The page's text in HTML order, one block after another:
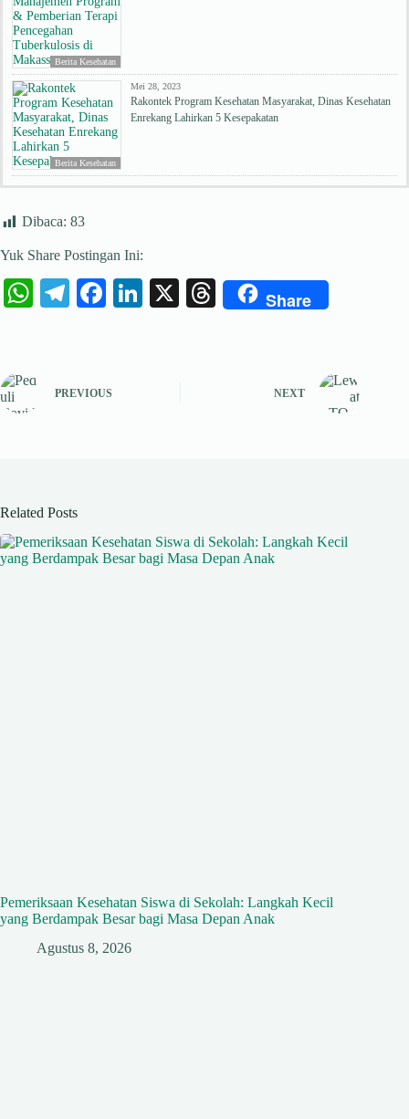
Berita Kesehatan
Berita Kesehatan
Mei 28, 2023
Rakontek Program Kesehatan Masyarakat, Dinas Kesehatan
Enrekang Lahirkan 5 Kesepakatan
Dibaca: 83
Yuk Share Postingan Ini:
W
A
pp
Te
a
Fa
ok
Li X
T
Share
PREVIOUS NEXT
Related Posts
Pemeriksaan Kesehatan Siswa di Sekolah: Langkah Kecil
yang Berdampak Besar bagi Masa Depan Anak
Agustus 8, 2026